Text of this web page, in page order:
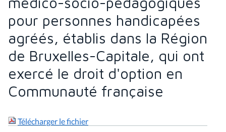
pour personnes handicapées
agréés, établis dans la Région
de Bruxelles-Capitale, qui ont
exercé le droit d'option en
Communauté française
Télécharger le fichier